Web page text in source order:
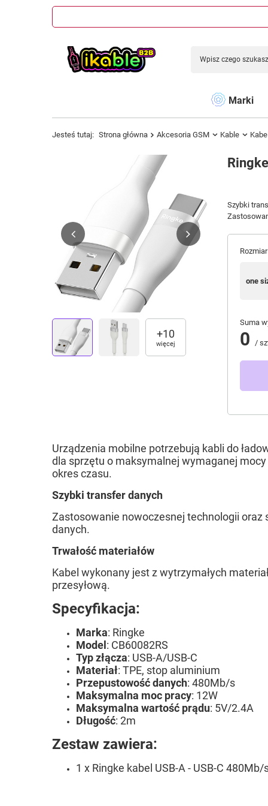
Marki
Jesteś tutaj: Strona główna Akcesoria GSM Kable
+10
więcej
Szybki
Rozmiar
one
Suma
0 /
Urządzenia mobilne potrzebują kabli do
dla sprzętu o maksymalnej wymaganej mocy
okres czasu.
Szybki transfer danych
Zastosowanie nowoczesnej technologii oraz
danych.
Trwałość materiałów
Kabel wykonany jest z wytrzymałych
przesyłową.
Specyfikacja:
Marka: Ringke
Model : CB60082RS
Typ złącza: USB-A/USB-C
Materiał: TPE, stop aluminium
Przepustowość danych: 480Mb/s
Maksymalna moc pracy: 12W
Maksymalna wartość prądu: 5V/2.4A
Długość: 2m
Zestaw zawiera:
1 x Ringke kabel USB-A - USB-C 480Mb/